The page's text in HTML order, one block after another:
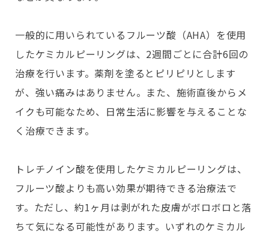
一般的に用いられているフルーツ酸（AHA）を使用
したケミカルピーリングは、2週間ごとに合計6回の
治療を行います。薬剤を塗るとピリピリとします
が、強い痛みはありません。また、施術直後からメ
イクも可能なため、日常生活に影響を与えることな
く治療できます。
トレチノイン酸を使用したケミカルピーリングは、
フルーツ酸よりも高い効果が期待できる治療法で
す。ただし、約1ヶ月は剥がれた皮膚がボロボロと落
ちて気になる可能性があります。いずれのケミカル